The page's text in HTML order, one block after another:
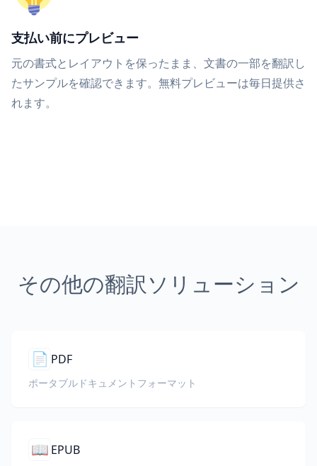
支払い前にプレビュー
元の書式とレイアウトを保ったまま、文書の一部を翻訳し
たサンプルを確認できます。無料プレビューは毎日提供さ
れます。
その他の翻訳ソリューション
📄 PDF
ポータブルドキュメントフォーマット
📖 EPUB